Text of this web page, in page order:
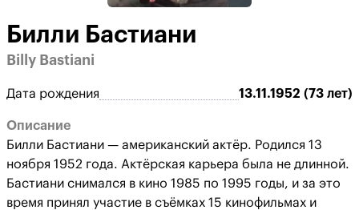
Билли Бастиани
Billy Bastiani
Дата рождения 13.11.1952 (73 лет)
Описание
Билли Бастиани — американский актёр. Родился 13
ноября 1952 года. Актёрская карьера была не длинной.
Бастиани снимался в кино 1985 по 1995 годы, и за это
время принял участие в съёмках 15 кинофильмах и